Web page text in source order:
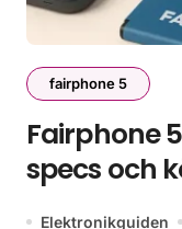
fairphone 5
Fairphone
specs och
Elektronikguiden